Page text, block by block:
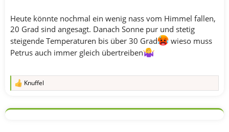
Heute könnte nochmal ein wenig nass vom Himmel fallen,
20 Grad sind angesagt. Danach Sonne pur und stetig
steigende Temperaturen bis über 30 Grad
wieso muss
Petrus auch immer gleich übertreiben
R
k
Knuffel